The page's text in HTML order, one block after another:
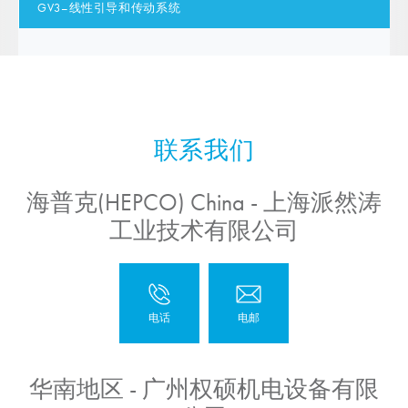
GV3–线性引导和传动系统
海普克(HEPCO) China - 上海派然涛
工业技术有限公司
华南地区 - 广州权硕机电设备有限